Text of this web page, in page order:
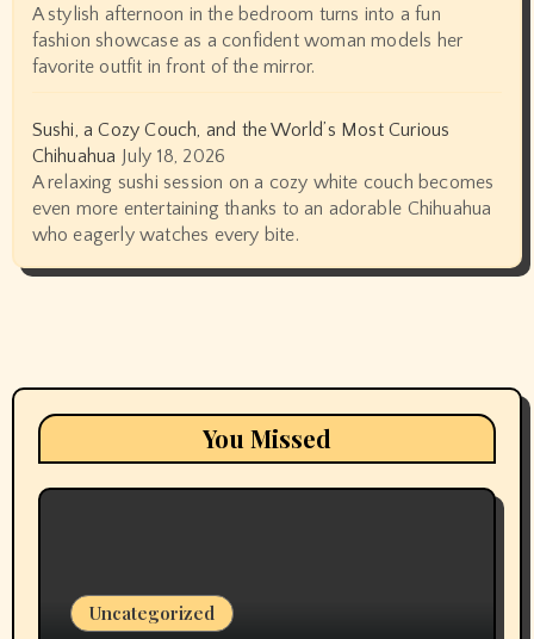
A stylish afternoon in the bedroom turns into a fun
fashion showcase as a confident woman models her
favorite outfit in front of the mirror.
Sushi, a Cozy Couch, and the World’s Most Curious
Chihuahua July 18, 2026
A relaxing sushi session on a cozy white couch becomes
even more entertaining thanks to an adorable Chihuahua
who eagerly watches every bite.
You Missed
Uncategorized